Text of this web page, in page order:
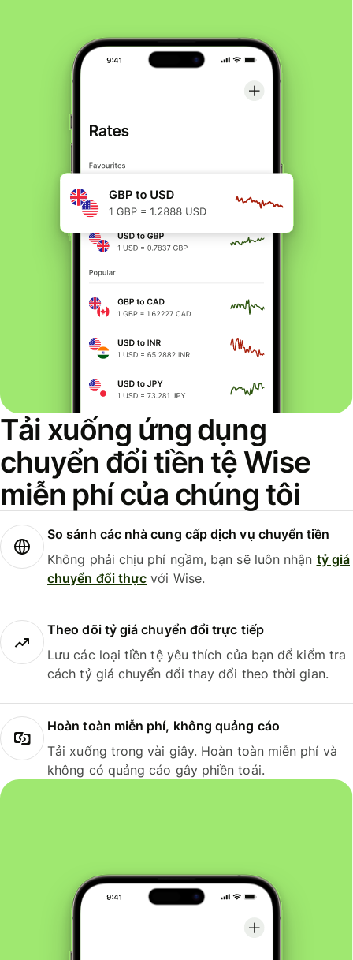
Tải xuống ứng dụng
chuyển đổi tiền tệ Wise
miễn phí của chúng tôi
So sánh các nhà cung cấp dịch vụ chuyển tiền
Không phải chịu phí ngầm, bạn sẽ luôn nhận tỷ giá
chuyển đổi thực với Wise.
Theo dõi tỷ giá chuyển đổi trực tiếp
Lưu các loại tiền tệ yêu thích của bạn để kiểm tra
cách tỷ giá chuyển đổi thay đổi theo thời gian.
Hoàn toàn miễn phí, không quảng cáo
Tải xuống trong vài giây. Hoàn toàn miễn phí và
không có quảng cáo gây phiền toái.